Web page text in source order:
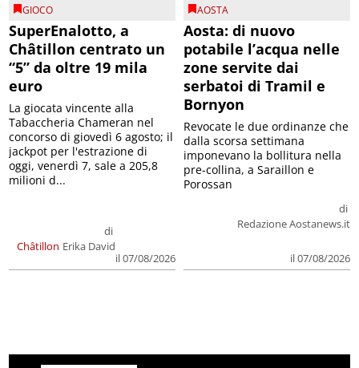
GIOCO
SuperEnalotto, a
Châtillon centrato un
“5” da oltre 19 mila
euro
Châtillon
di
Erika David
il 07/08/2026
La giocata vincente alla
Tabaccheria Chameran nel
concorso di giovedì 6 agosto; il
jackpot per l'estrazione di
oggi, venerdì 7, sale a 205,8
milioni d...
AOSTA
Aosta: di nuovo
potabile l’acqua nelle
zone servite dai
serbatoi di Tramil e
Bornyon
di
Redazione Aostanews.it
il 07/08/2026
Revocate le due ordinanze che
dalla scorsa settimana
imponevano la bollitura nella
pre-collina, a Saraillon e
Porossan